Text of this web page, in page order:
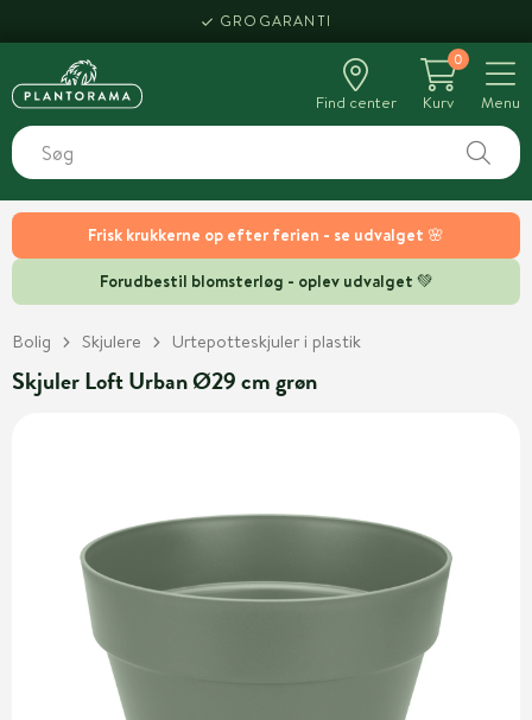
Frisk krukkerne op efter ferien - se udvalget 🌸
Forudbestil blomsterløg - oplev udvalget 💚
GROGARANTI
Find center
0
Kurv
Menu
Bolig Skjulere Urtepotteskjuler i plastik
Skjuler Loft Urban Ø29 cm grøn